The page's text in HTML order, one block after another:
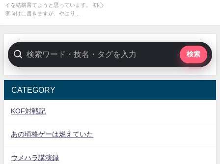
イを結構育てようと思っています。 初心
者向けに書きますが、やはり...
検索
CATEGORY
KOF対戦記
あの頃格ゲーは燃えていた
ウメハラ講演録